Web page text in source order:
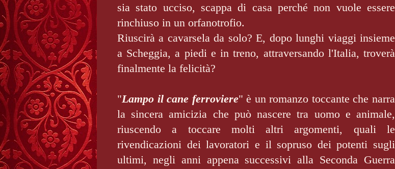
sia stato ucciso, scappa di casa perché non vuole essere
rinchiuso in un orfanotrofio.
Riuscirà a cavarsela da solo? E, dopo lunghi viaggi insieme
a Scheggia, a piedi e in treno, attraversando l'Italia, troverà
finalmente la felicità?
"Lampo il cane ferroviere" è un romanzo toccante che narra
la sincera amicizia che può nascere tra uomo e animale,
riuscendo a toccare molti altri argomenti, quali le
rivendicazioni dei lavoratori e il sopruso dei potenti sugli
ultimi, negli anni appena successivi alla Seconda Guerra